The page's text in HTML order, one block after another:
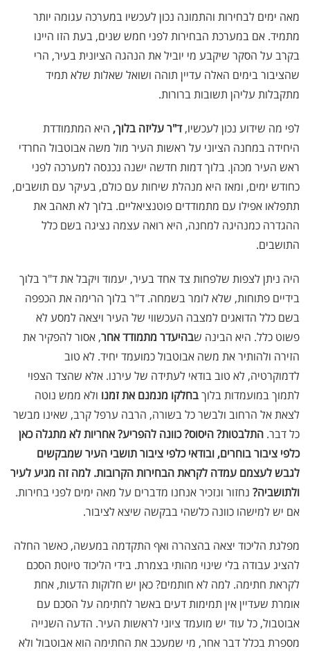
מאה ימים לבחירות והתמונה נכון לעכשיו במערכה עגומה יותר
מתמיד. אם במערכת הבחירות לפני חמש שנים, בעת הזו היינו
בקרב על הסקר שיקבע מי יוביל את הנהגה הציונית בעיר, הרי
שהציבור בימים האלה עדיין תוהה ושואל שאלות שלא תמיד
מתקבלות עליהן תשובות ברורות.
לפי מה שידוע נכון לעכשיו,ד"ר עליזה בלוך, היא המתמודדת
היחידה במחנה הציוני על ראשות העיר מול משה אבוטבול החרדי
ראש העיר מכהן. בלוך דמות חדשה ישנה נכנסה למערכה לפני
כחודש ימים, ומאז היא מנהלת שיחות עם כולם, בעיקר עם תושבים,
תתפלאו אפילו עם מתמודדים פוטנציאליים. בלוך לא תאהב את
ההגדרה כמנהיגה למחנה, היא רואה עצמה נציגה בשם כלל
התושבים.
היה ניתן לצפות שלפחות צד אחד בעיר, יעמוד ויקבל את ד"ר בלוך
בידיים פתוחות, שלא לומר בשמחה. ד"ר בלוך הרימה את הכפפה
בשם כלל הדואגים למצבה העכשווי של העיר ויצאה למסע לא
פשוט כלל. היא הבינה שבהיעדר מתמודד אחר, אסור להפקיר את
הזירה ולהותיר את משה אבוטבול כמועמד יחיד. לא טוב
לדמוקרטיה, לא טוב בודאי לעתידה של עירנו. אלא שהצד הצפוי
לתמוך במועמדות בלוךבחלקו מנמנם את זמנו ולא ממש נוטה
לצאת אל הרחוב ולבשר כל בשורה, הרבה ערפל קרב, שאינו מבשר
כל דבר. התלבטות? היסוס? כוונה להפריע?אחריות לא מתגלה כאן
כלפי ציבור בוחרים, ובודאי כלפי ציבור תושבי העיר שמבקשים
לגבש לעצמם עמדה לקראת הבחירות הקרובות. למה זה מגיע לעיר
ולתושביה? נחזור ונזכיר אנחנו מדברים על מאה ימים לפני בחירות.
אם יש למישהו כוונה כלשהי בבקשה שיצא לציבור.
מפלגת הליכוד יצאה בהצהרה ואף התקדמה במעשה, כאשר החלה
להציג עבודה בלי שינוי מהותי בצמרת. בידי הליכוד טיוטת הסכם
לקראת חתימה. למה לא חותמים? כאן יש חלוקות הדעות, אחת
אומרת שעדיין אין תמימות דעים באשר לחתימה על הסכם עם
אבוטבול, כל עוד יש מועמד ציוני לראשות העיר. הדעה השנייה
מספרת בכלל דבר אחר, מי שמעכב את החתימה הוא אבוטבול ולא